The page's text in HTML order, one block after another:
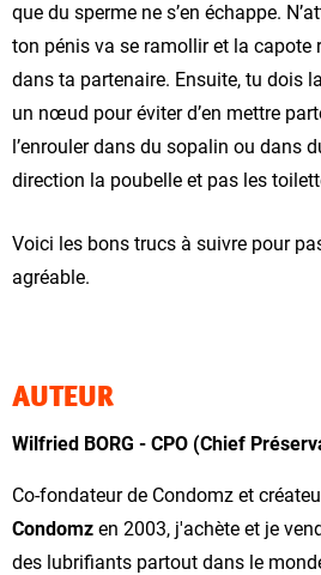
que du sperme ne s’en échappe.
ton pénis va se ramollir et la capote
dans ta partenaire. Ensuite, tu dois
un nœud pour éviter d’en mettre
l’enrouler dans du sopalin ou dans
direction la poubelle et pas les
Voici les bons trucs à suivre pour
agréable.
AUTEUR
Wilfried BORG - CPO (Chief
Co-fondateur de Condomz et
Condomz en 2003, j'achète et je
des lubrifiants partout dans le